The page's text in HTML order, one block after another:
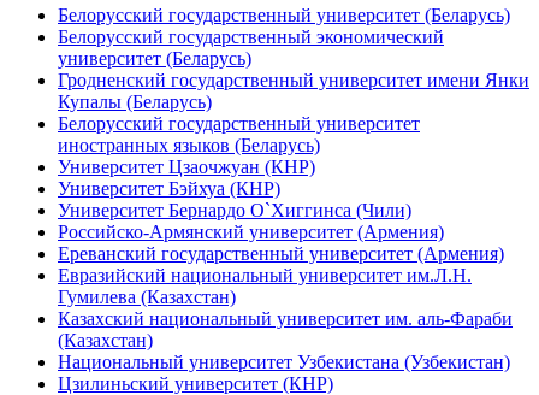
Белорусский государственный университет (Беларусь)
Белорусский государственный экономический
университет (Беларусь)
Гродненский государственный университет имени Янки
Купалы (Беларусь)
Белорусский государственный университет
иностранных языков (Беларусь)
Университет Цзаочжуан (КНР)
Университет Бэйхуа (КНР)
Университет Бернардо О`Хиггинса (Чили)
Российско-Армянский университет (Армения)
Ереванский государственный университет (Армения)
Евразийский национальный университет им.Л.Н.
Гумилева (Казахстан)
Казахский национальный университет им. аль-Фараби
(Казахстан)
Национальный университет Узбекистана (Узбекистан)
Цзилиньский университет (КНР)